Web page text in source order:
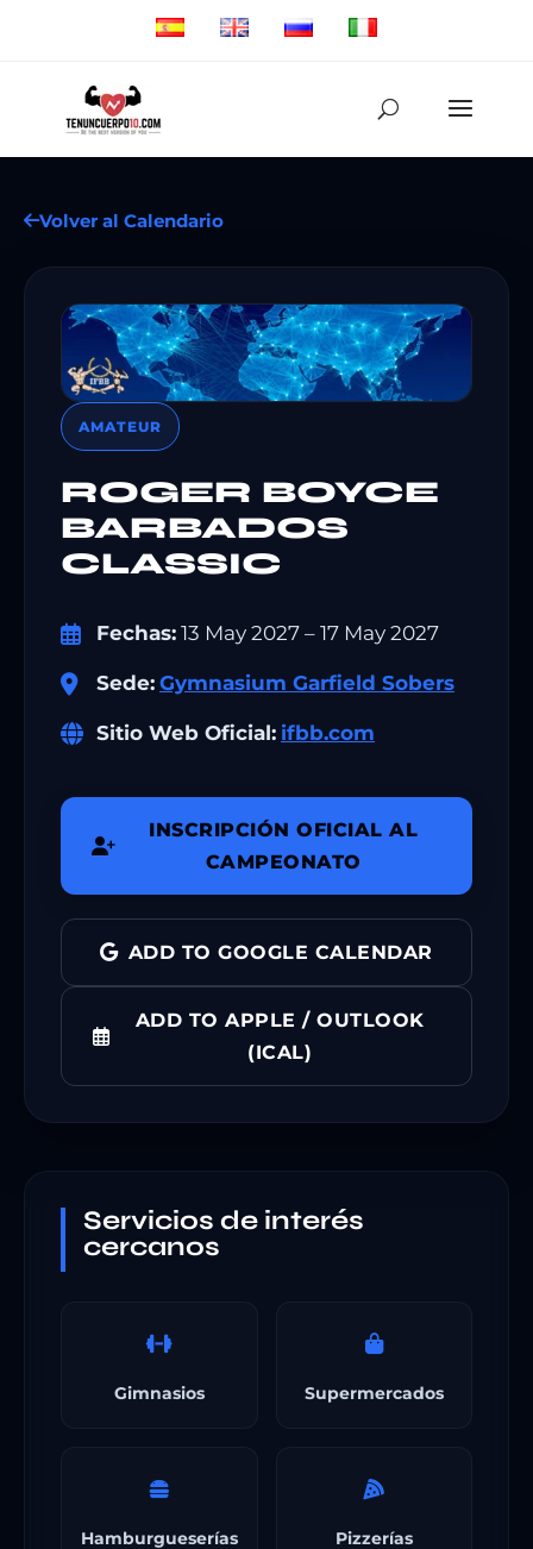
Volver al Calendario
AMATEUR
ROGER BOYCE
BARBADOS
CLASSIC
Fechas: 13 May 2027 – 17 May 2027
Sede: Gymnasium Garfield Sobers
Sitio Web Oficial: ifbb.com
INSCRIPCIÓN OFICIAL AL
CAMPEONATO
ADD TO GOOGLE CALENDAR
ADD TO APPLE / OUTLOOK
(ICAL)
Servicios de interés
cercanos
Gimnasios Supermercados
Hamburgueserías Pizzerías